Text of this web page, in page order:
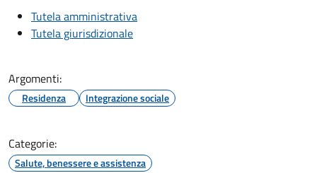
Tutela amministrativa
Tutela giurisdizionale
Argomenti:
Residenza Integrazione sociale
Categorie:
Salute, benessere e assistenza